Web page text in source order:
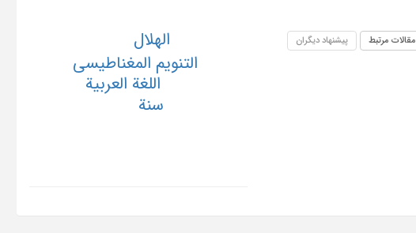
مقالات مرتبط پیشنهاد دیگران
التنویم المغناطیسی
اللغة العربیة
الهلال
سنة